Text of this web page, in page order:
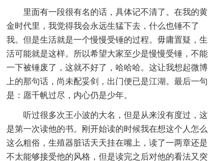
里面有一段很有名的话，具体记不清了。在我的黄
金时代里，我觉得我会永远生猛下去，什么也锤不了
我。但是生活就是一个慢慢受锤的过程。毋庸置疑，生
活可能就是这样。所以希望大家至少是慢慢受锤，不能
一下被锤废了，这就不好了，哈哈哈。这让我想起微博
上的那句话，尚未配妥剑，出门便已是江湖。最后一句
是：愿千帆过尽，内心仍是少年。
听过很多次王小波的大名，但是从来没有度过，这
是第一次读他的书。刚开始读的时候我在想这个人怎么
这么粗俗，生殖器脏话天天挂在嘴上，读了一两章还是
不太能够接受他的风格，但是读完之后对他的看法又突